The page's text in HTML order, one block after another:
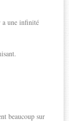
a une infinité
beaucoup sur